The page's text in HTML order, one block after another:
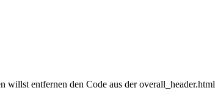
entfernen den Code aus der overall_header.html